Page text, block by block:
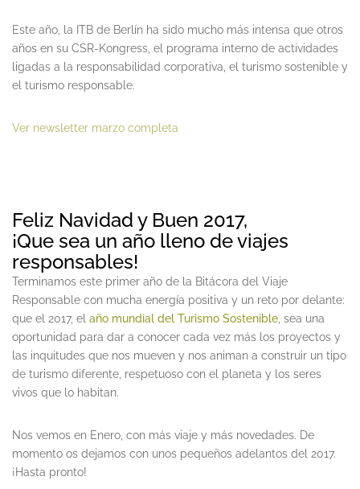
Este año, la ITB de Berlín ha sido mucho más intensa que otros
años en su CSR-Kongress, el programa interno de actividades
ligadas a la responsabilidad corporativa, el turismo sostenible y
el turismo responsable.
Ver newsletter marzo completa
Feliz Navidad y Buen 2017,
¡Que sea un año lleno de viajes
responsables!
Terminamos este primer año de la Bitácora del Viaje
Responsable con mucha energía positiva y un reto por delante:
que el 2017, el año mundial del Turismo Sostenible , sea una
oportunidad para dar a conocer cada vez más los proyectos y
las inquitudes que nos mueven y nos animan a construir un tipo
de turismo diferente, respetuoso con el planeta y los seres
vivos que lo habitan.
Nos vemos en Enero, con más viaje y más novedades. De
momento os dejamos con unos pequeños adelantos del 2017.
¡Hasta pronto!